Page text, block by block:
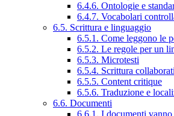
6.4.6. Ontologie e
6.4.7. Vocabolari
6.5. Scrittura e linguaggio
6.5.1. Come leggono le
6.5.2. Le regole per un
6.5.3. Microtesti
6.5.4. Scrittura
6.5.5. Content critique
6.5.6. Traduzione e
6.6. Documenti
6.6.1. I documenti